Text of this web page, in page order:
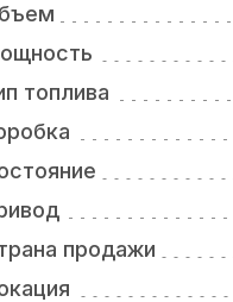
топлива
продажи